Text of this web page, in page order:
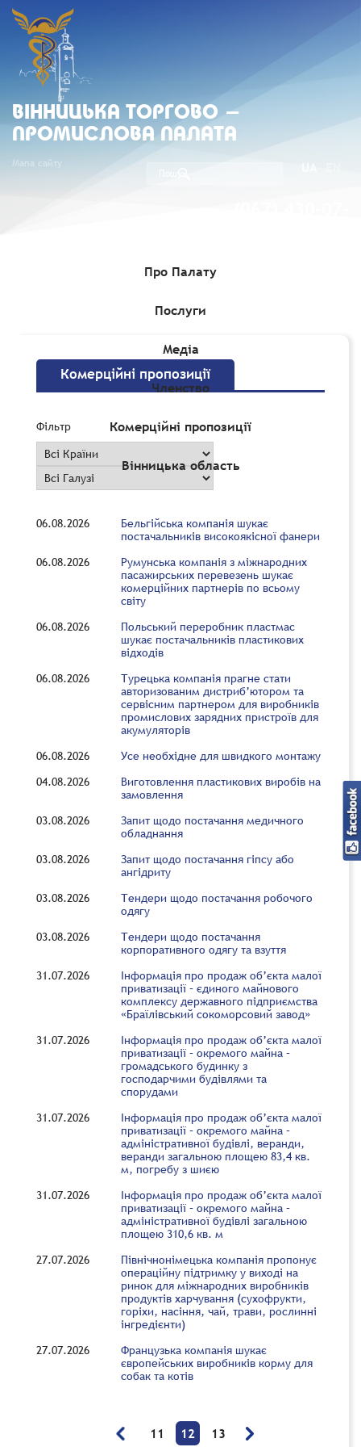
ВIННИЦЬКА ТОРГОВО -
ПРОМИСЛОВА ПАЛАТА
Мапа сайту
Про Палату
Послуги
Медіа
Членство
Комерційні пропозиції
Вінницька область
Комерційні пропозиції
Комерційні пропозиції
Фільтр
06.08.2026
Бельгійська компанія шукає
постачальників високоякісної фанери
06.08.2026
Румунська компанія з міжнародних
пасажирських перевезень шукає
комерційних партнерів по всьому
світу
06.08.2026
Польський переробник пластмас
шукає постачальників пластикових
відходів
06.08.2026
Турецька компанія прагне стати
авторизованим дистриб’ютором та
сервісним партнером для виробників
промислових зарядних пристроїв для
акумуляторів
06.08.2026
Усе необхідне для швидкого монтажу
04.08.2026
Виготовлення пластикових виробів на
замовлення
03.08.2026
Запит щодо постачання медичного
обладнання
03.08.2026
Запит щодо постачання гіпсу або
ангідриту
03.08.2026
Тендери щодо постачання робочого
одягу
03.08.2026
Тендери щодо постачання
корпоративного одягу та взуття
31.07.2026
Інформація про продаж об’єкта малої
приватизації – єдиного майнового
комплексу державного підприємства
«Браїлівський сокоморсовий завод»
31.07.2026
Інформація про продаж об’єкта малої
приватизації – окремого майна –
громадського будинку з
господарчими будівлями та
спорудами
31.07.2026
Інформація про продаж об’єкта малої
приватизації – окремого майна –
адміністративної будівлі, веранди,
веранди загальною площею 83,4 кв.
м, погребу з шиєю
31.07.2026
Інформація про продаж об’єкта малої
приватизації – окремого майна –
адміністративної будівлі загальною
площею 310,6 кв. м
27.07.2026
Північнонімецька компанія пропонує
операційну підтримку у виході на
ринок для міжнародних виробників
продуктів харчування (сухофрукти,
горіхи, насіння, чай, трави, рослинні
інгредієнти)
27.07.2026
Французька компанія шукає
європейських виробників корму для
собак та котів
11 12 13